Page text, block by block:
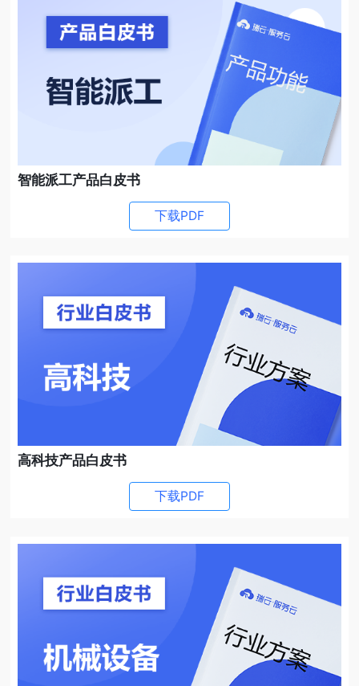
智能派工产品白皮书
下载PDF
高科技产品白皮书
下载PDF